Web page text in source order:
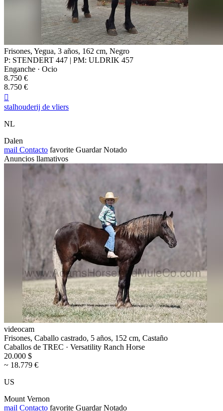
Frisones, Yegua, 3 años, 162 cm, Negro
P: STENDERT 447 | PM: ULDRIK 457
Enganche · Ocio
8.750 €
8.750 €

stalhouderij de vliers
NL
Dalen
mail Contacto favorite Guardar Notado
Anuncios llamativos
videocam
Frisones, Caballo castrado, 5 años, 152 cm, Castaño
Caballos de TREC · Versatility Ranch Horse
20.000 $
~ 18.779 €
US
Mount Vernon
mail Contacto favorite Guardar Notado